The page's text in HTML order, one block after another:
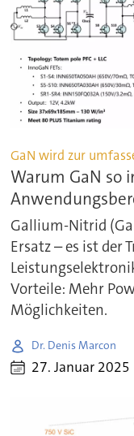
GaN wird zur
Warum GaN so
Gallium-Nitrid
Ersatz – es ist der
Vorteile: Mehr
Möglichkeiten.
Dr. Denis Marcon
27. Januar 2025